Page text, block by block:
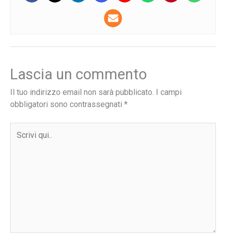
Lascia un commento
Il tuo indirizzo email non sarà pubblicato. I campi
obbligatori sono contrassegnati *
qui..